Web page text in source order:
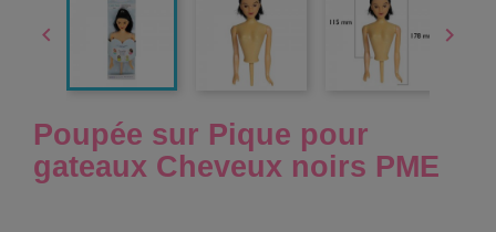
 
Poupée sur Pique pour
gateaux Cheveux noirs PME